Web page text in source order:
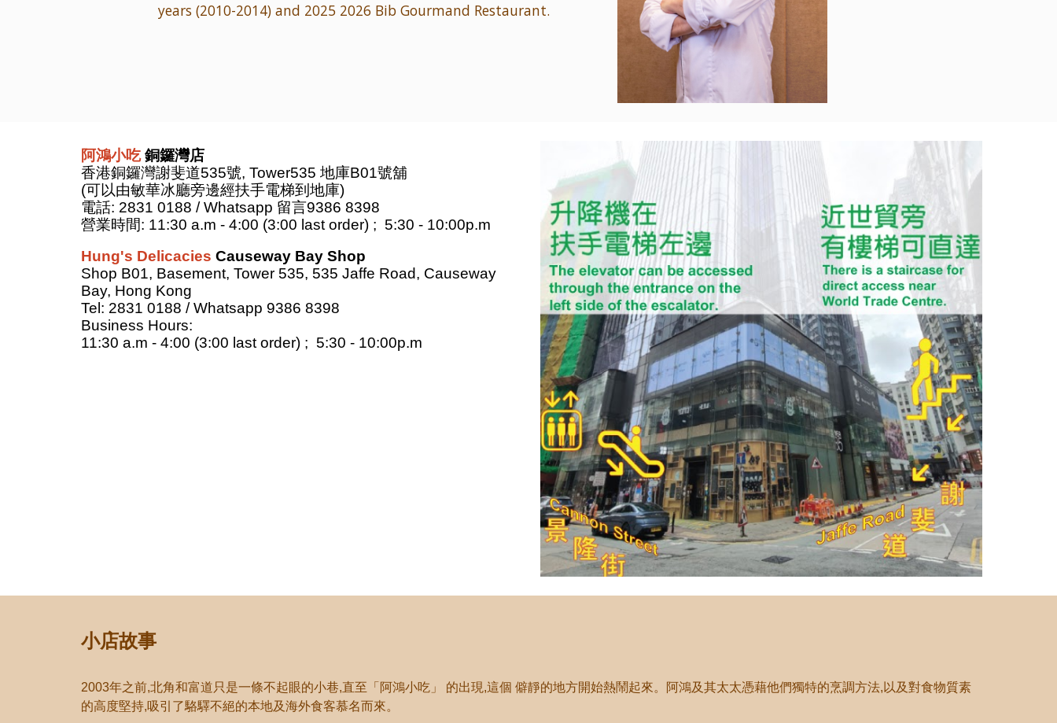
years (2010-2014) and 2025 2026 Bib Gourmand Restaurant.
阿鴻小吃 銅鑼灣店
香港銅鑼灣謝斐道535號, Tower535 地庫B01號舖
(可以由敏華冰廳旁邊經扶手電梯到地庫)
電話: 2831 0188 / Whatsapp 留言9386 8398
營業時間: 11:30 a.m - 4:00 (3:00 last order) ; 5:30 - 10:00p.m
Hung's Delicacies Causeway Bay Shop
Shop B01, Basement, Tower 535, 535 Jaffe Road, Causeway
Bay, Hong Kong
Tel : 2831 0188 / Whatsapp 9386 8398
Business Hours:
11:30 a.m - 4:00 (3:00 last order) ; 5:30 - 10:00p.m
小店故事
2003年之前,北角和富道只是一條不起眼的小巷,直至 「 阿鴻小吃」
的出現,這個 僻靜的地方開始熱鬧起來。阿鴻及其太太憑藉他們獨特的烹調方法,以及對食物質素
的高度堅持,吸引了駱驛不絕的本地及海外食客慕名而來。